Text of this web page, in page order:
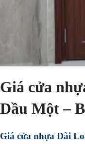
Giá cửa
Dầu Một –
Giá cửa nhựa Đài